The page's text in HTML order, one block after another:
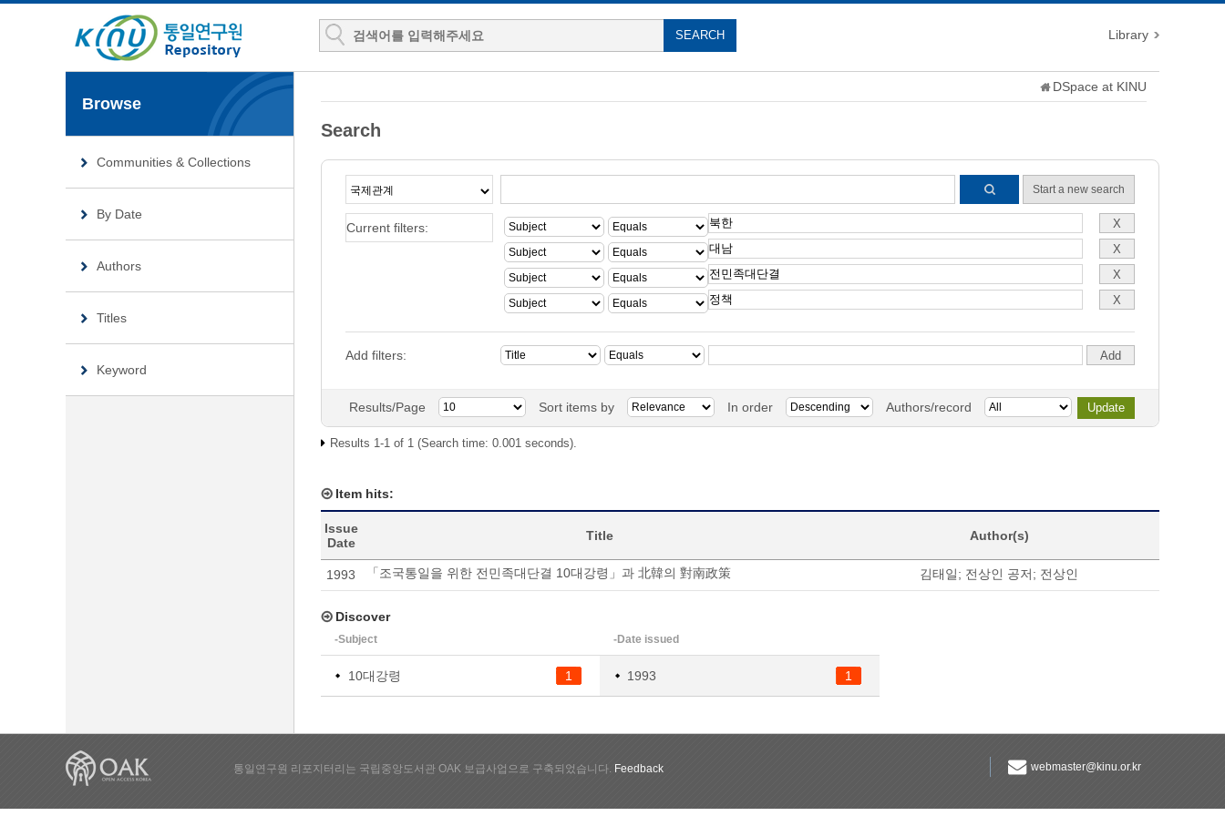
Library
Browse
Communities & Collections
By Date
Authors
Titles
Keyword
DSpace at KINU
Search
Start a new search
Current filters:
Add filters:
Results/Page Sort items by In order Authors/record
Results 1-1 of 1 (Search time: 0.001 seconds).
Item hits:
Issue
Date
Title Author(s)
1993 「조국통일을 위한 전민족대단결 10대강령」과 北韓의 對南政策 김태일; 전상인 공저; 전상인
Discover
-Subject
1
10대강령
-Date issued
1
1993
webmaster@kinu.or.kr
통일연구원 리포지터리는 국립중앙도서관 OAK 보급사업으로 구축되었습니다. Feedback